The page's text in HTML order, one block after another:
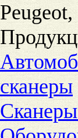
сканеры